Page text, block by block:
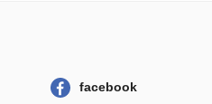
facebook